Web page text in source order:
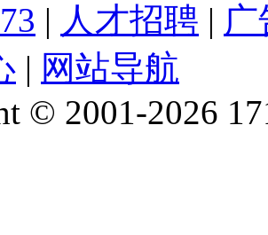
| 人才招聘 |
| 网站导航
© 2001-2026